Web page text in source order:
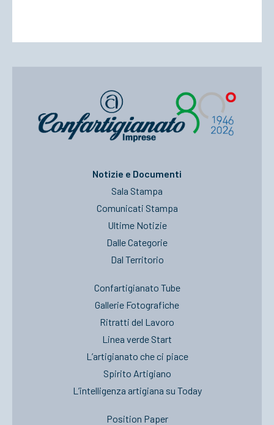
Notizie e Documenti
Sala Stampa
Comunicati Stampa
Ultime Notizie
Dalle Categorie
Dal Territorio
Confartigianato Tube
Gallerie Fotografiche
Ritratti del Lavoro
Linea verde Start
L’artigianato che ci piace
Spirito Artigiano
L’intelligenza artigiana su Today
Position Paper